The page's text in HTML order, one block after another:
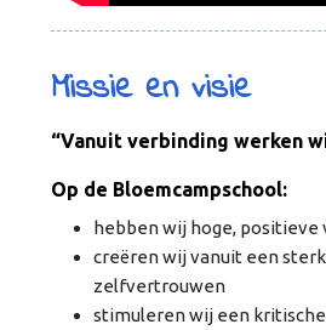
Missie en visie
“Vanuit verbinding werken
Op de Bloemcampschool:
hebben wij hoge, positieve
creëren wij vanuit een
zelfvertrouwen
stimuleren wij een